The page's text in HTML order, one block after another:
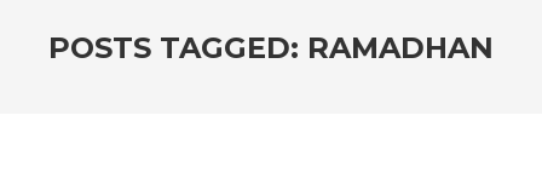
POSTS TAGGED: RAMADHAN